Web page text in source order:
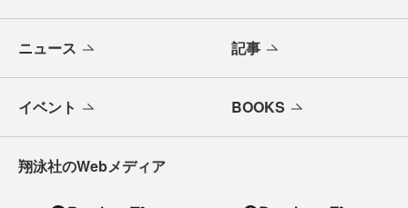
ニュース 記事
イベント BOOKS
翔泳社のWebメディア